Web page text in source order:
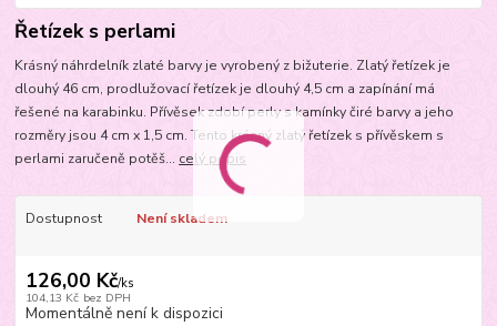
Řetízek s perlami
Krásný náhrdelník zlaté barvy je vyrobený z bižuterie. Zlatý řetízek je
dlouhý 46 cm, prodlužovací řetízek je dlouhý 4,5 cm a zapínání má
řešené na karabinku. Přívěsek zdobí perly s kamínky čiré barvy a jeho
rozměry jsou 4 cm x 1,5 cm. Tento krásný zlatý řetízek s přívěskem s
perlami zaručeně potěš... celý popis
Dostupnost Není skladem
126,00 Kč/ks
104,13 Kč bez DPH
Momentálně není k dispozici